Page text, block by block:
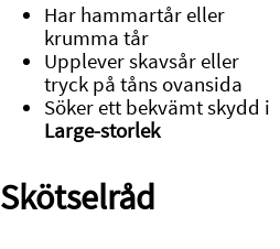
Har hammartår eller
krumma tår
Upplever skavsår eller
tryck på tåns ovansida
Söker ett bekvämt skydd i
Large-storlek
Skötselråd